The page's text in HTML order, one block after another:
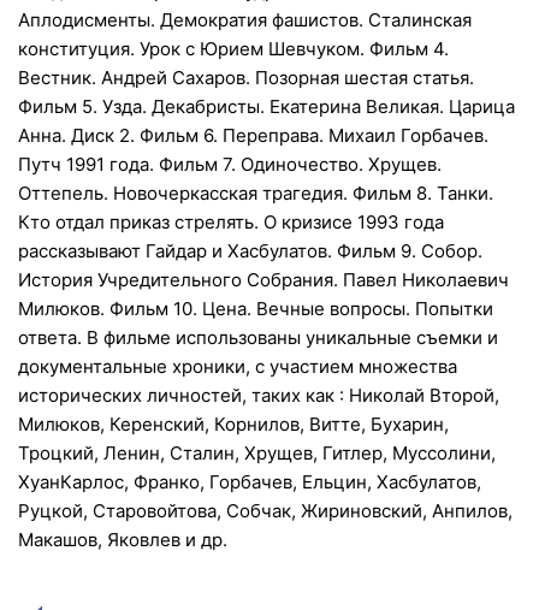
Аплодисменты. Демократия фашистов. Сталинская
конституция. Урок с Юрием Шевчуком. Фильм 4.
Вестник. Андрей Сахаров. Позорная шестая статья.
Фильм 5. Узда. Декабристы. Екатерина Великая. Царица
Анна. Диск 2. Фильм 6. Переправа. Михаил Горбачев.
Путч 1991 года. Фильм 7. Одиночество. Хрущев.
Оттепель. Новочеркасская трагедия. Фильм 8. Танки.
Кто отдал приказ стрелять. О кризисе 1993 года
рассказывают Гайдар и Хасбулатов. Фильм 9. Собор.
История Учредительного Собрания. Павел Николаевич
Милюков. Фильм 10. Цена. Вечные вопросы. Попытки
ответа. В фильме использованы уникальные съемки и
документальные хроники, c участием множества
исторических личностей, таких как : Николай Второй,
Милюков, Керенский, Корнилов, Витте, Бухарин,
Троцкий, Ленин, Сталин, Хрущев, Гитлер, Муссолини,
ХуанКарлос, Франко, Горбачев, Ельцин, Хасбулатов,
Руцкой, Старовойтова, Собчак, Жириновский, Анпилов,
Макашов, Яковлев и др.